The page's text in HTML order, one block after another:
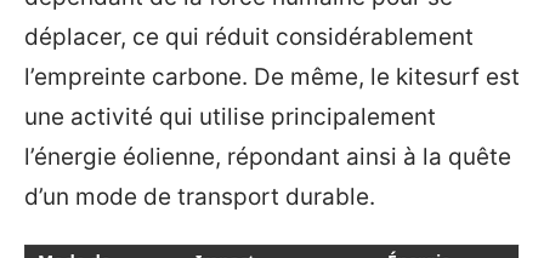
déplacer, ce qui réduit considérablement
l’empreinte carbone. De même, le kitesurf est
une activité qui utilise principalement
l’énergie éolienne, répondant ainsi à la quête
d’un mode de transport durable.